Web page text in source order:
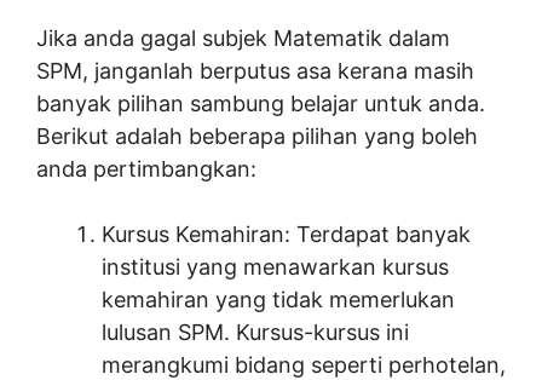
Jika anda gagal subjek Matematik dalam
SPM, janganlah berputus asa kerana masih
banyak pilihan sambung belajar untuk anda.
Berikut adalah beberapa pilihan yang boleh
anda pertimbangkan:
Kursus Kemahiran: Terdapat banyak
institusi yang menawarkan kursus
kemahiran yang tidak memerlukan
lulusan SPM. Kursus-kursus ini
merangkumi bidang seperti perhotelan,